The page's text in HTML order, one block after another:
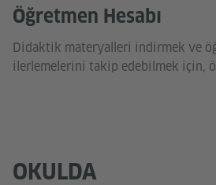
Öğretmen Hesabı
Didaktik materyalleri indirmek ve
ilerlemelerini takip edebilmek için,
OKULDA